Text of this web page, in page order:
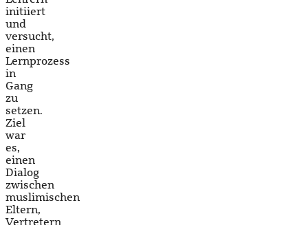
initiiert
und
versucht,
einen
Lernprozess
in
Gang
zu
setzen.
Ziel
war
es,
einen
Dialog
zwischen
muslimischen
Eltern,
Vertretern